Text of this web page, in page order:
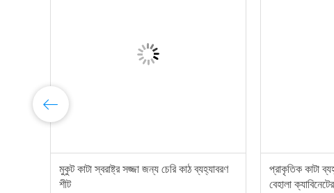
মুকুট কাটা স্বরাষ্ট্র সজ্জা জন্য চেরি কাঠ ব্যহ্যাবরণ
শীট
প্রাকৃতিক কাটা
বেহালা